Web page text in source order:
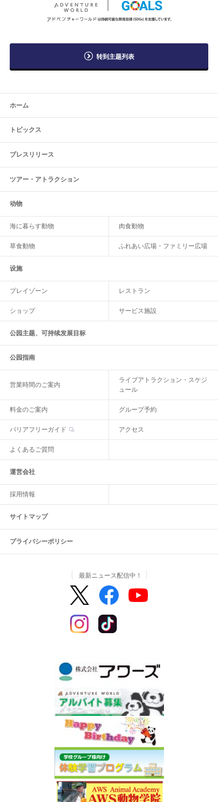
转到主题列表
ホーム
トピックス
プレスリリース
ツアー・ アトラクション
动物
海に暮らす動物 肉食動物
草食動物 ふれあい広場・ファミリー広場
设施
プレイゾーン レストラン
ショップ サービス施設
公园主题、可持续发展目标
公园指南
営業時間のご案内
ライブアトラクション・スケジ
ュール
料金のご案内 グループ予約
バリアフリーガイド アクセス
よくあるご質問
運営会社
採用情報
サイトマップ
プライバシーポリシー
最新ニュース配信中！